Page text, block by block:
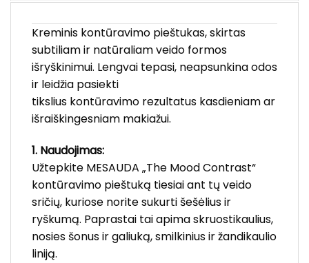
Kreminis kontūravimo pieštukas, skirtas
subtiliam ir natūraliam veido formos
išryškinimui. Lengvai tepasi, neapsunkina odos
ir leidžia pasiekti
tikslius kontūravimo rezultatus kasdieniam ar
išraiškingesniam makiažui.
1. Naudojimas:
Užtepkite MESAUDA „The Mood Contrast“
kontūravimo pieštuką tiesiai ant tų veido
sričių, kuriose norite sukurti šešėlius ir
ryškumą. Paprastai tai apima skruostikaulius,
nosies šonus ir galiuką, smilkinius ir žandikaulio
liniją.